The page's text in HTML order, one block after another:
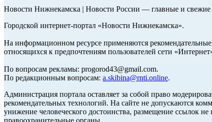
Новости Нижнекамска | Новости России — главные и свежие
Городской интернет-портал «Новости Нижнекамска».
На информационном ресурсе применяются
относящихся к предпочтениям пользователей сети
По вопросам рекламы: progorod43@gmail.com.
По редакционным вопросам: a.skibina@rnti.online.
Администрация портала оставляет за собой право
рекомендательных технологий. На сайте не допускаются
унижение человеческого достоинства, размещение ссылок
правоохранительные органы.